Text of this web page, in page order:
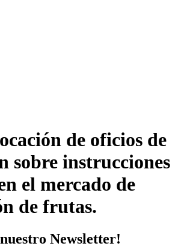
de oficios de
sobre instrucciones
el mercado de
de frutas.
Newsletter!